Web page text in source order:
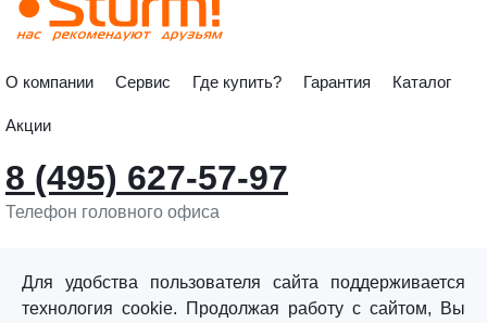
О компании Сервис Где купить? Гарантия Каталог
Акции
8 (495) 627-57-97
Телефон головного офиса
Для удобства пользователя сайта поддерживается
технология cookie. Продолжая работу с сайтом, Вы